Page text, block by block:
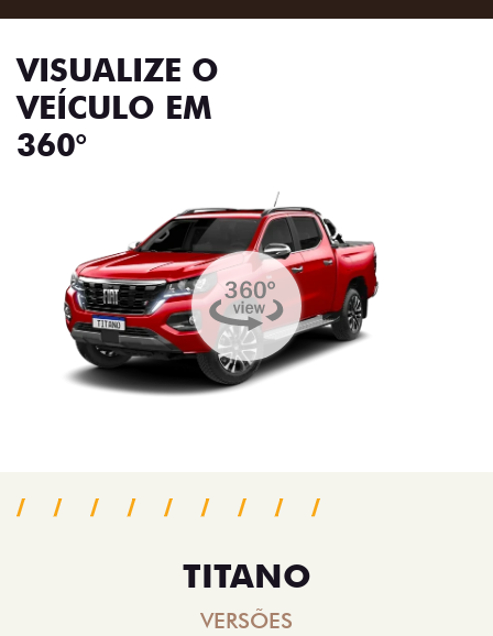
VISUALIZE O
VEÍCULO EM
360°
TITANO
VERSÕES